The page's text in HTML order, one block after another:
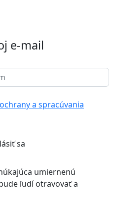
e-mail
a spracúvania
sa
umiernenú
ľudí otravovať a